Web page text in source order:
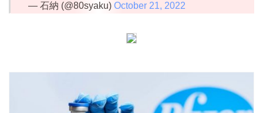
— 石納 (@80syaku) October 21, 2022